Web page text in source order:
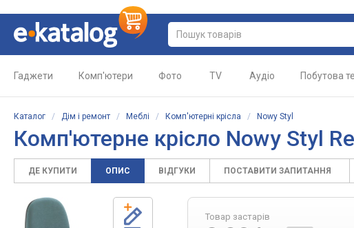
Гаджети Комп'ютери Фото TV Аудіо Побутова
Каталог / Дім і ремонт / Меблі / Комп'ютерні крісла / Nowy Styl
Комп'ютерне крісло Nowy Styl
ДЕ КУПИТИ ОПИС ВІДГУКИ ПОСТАВИТИ ЗАПИТАННЯ
Товар застарів